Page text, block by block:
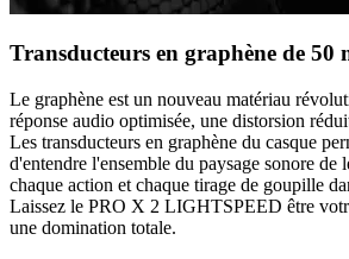
Transducteurs en graphène de 50
Le graphène est un nouveau matériau
réponse audio optimisée, une distorsion
Les transducteurs en graphène du casque
d'entendre l'ensemble du paysage sonore de
chaque action et chaque tirage de goupille
Laissez le PRO X 2 LIGHTSPEED être
une domination totale.